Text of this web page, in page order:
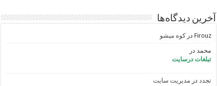
آخرین دیدگاه‌ها
Firouz درکوه میشو
محمد در
تبلغات درسایت
تجدد در مدیریت سایت